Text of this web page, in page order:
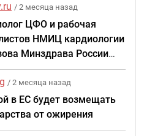
/ 2 месяца назад
ЦФО и рабочая
НМИЦ кардиологии
Минздрава России
мероприятие по
оказания
помощи в
/ 2 месяца назад
в ЕС будет возмещать
от ожирения